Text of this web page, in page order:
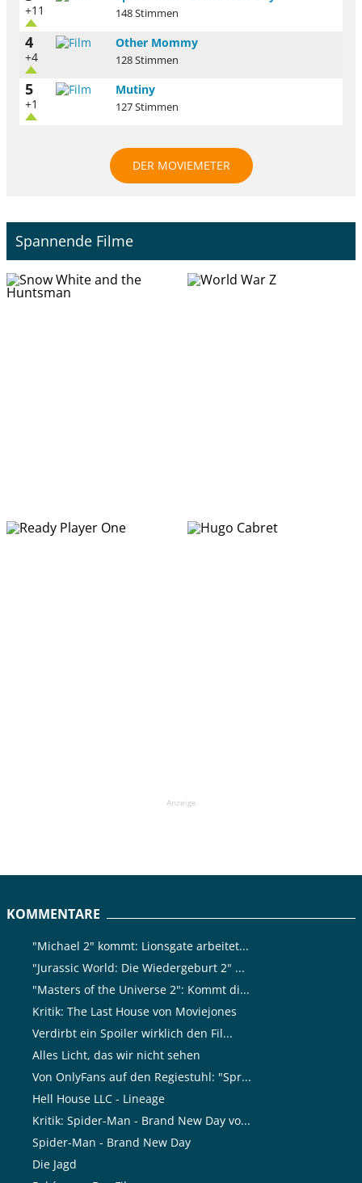
+11 148 Stimmen
4
+4
Other Mommy
128 Stimmen
5
+1
Mutiny
127 Stimmen
DER MOVIEMETER
Spannende Filme
Anzeige
KOMMENTARE
"Michael 2" kommt: Lionsgate arbeitet...
"Jurassic World: Die Wiedergeburt 2" ...
"Masters of the Universe 2": Kommt di...
Kritik: The Last House von Moviejones
Verdirbt ein Spoiler wirklich den Fil...
Alles Licht, das wir nicht sehen
Von OnlyFans auf den Regiestuhl: "Spr...
Hell House LLC - Lineage
Kritik: Spider-Man - Brand New Day vo...
Spider-Man - Brand New Day
Die Jagd